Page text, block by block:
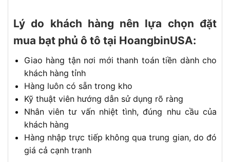
Lý do khách hàng nên lựa chọn đặt
mua bạt phủ ô tô tại HoangbinUSA:
Giao hàng tận nơi mới thanh toán tiền dành cho
khách hàng tỉnh
Hàng luôn có sẵn trong kho
Kỹ thuật viên hướng dẫn sử dụng rõ ràng
Nhân viên tư vấn nhiệt tình, đúng nhu cầu của
khách hàng
Hàng nhập trực tiếp không qua trung gian, do đó
giá cả cạnh tranh